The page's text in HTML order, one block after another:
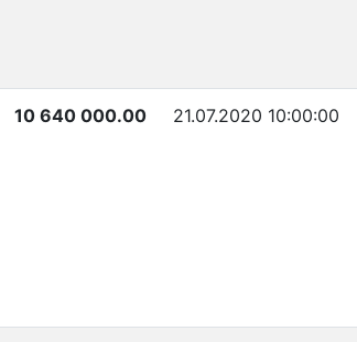
10 640 000.00 21.07.2020 10:00:00